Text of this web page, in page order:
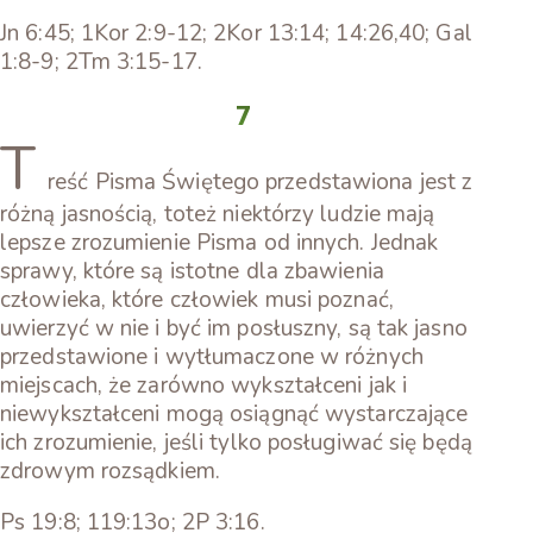
Jn 6:45; 1Kor 2:9-12; 2Kor 13:14; 14:26,40; Gal
1:8-9; 2Tm 3:15-17.
7
T reść Pisma Świętego przedstawiona jest z
różną jasnością, toteż niektórzy ludzie mają
lepsze zrozumienie Pisma od innych. Jednak
sprawy, które są istotne dla zbawienia
człowieka, które człowiek musi poznać,
uwierzyć w nie i być im posłuszny, są tak jasno
przedstawione i wytłumaczone w różnych
miejscach, że zarówno wykształceni jak i
niewykształceni mogą osiągnąć wystarczające
ich zrozumienie, jeśli tylko posługiwać się będą
zdrowym rozsądkiem.
Ps 19:8; 119:13o; 2P 3:16.